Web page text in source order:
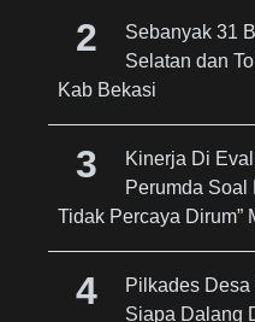
Sebanyak 31
Selatan dan
Kab Bekasi
Kinerja Di
Perumda Soal
Tidak Percaya Dirum”
Pilkades
Siapa Dalang